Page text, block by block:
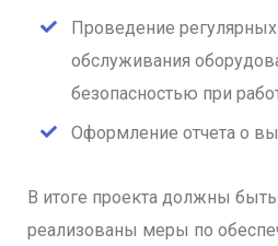
Проведение
обслуживания
безопасностью при
Оформление отчета о
В итоге проекта должны
реализованы меры по